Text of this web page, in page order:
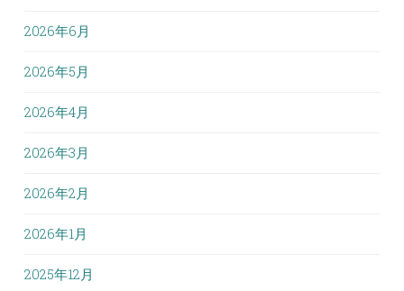
2026年6月
2026年5月
2026年4月
2026年3月
2026年2月
2026年1月
2025年12月